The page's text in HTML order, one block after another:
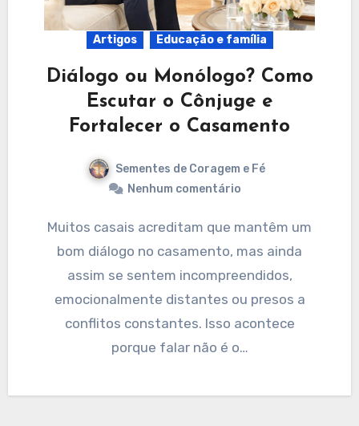
Artigos Educação e família
Diálogo ou Monólogo? Como
Escutar o Cônjuge e
Fortalecer o Casamento
Sementes de Coragem e Fé
Nenhum comentário
Muitos casais acreditam que mantêm um
bom diálogo no casamento, mas ainda
assim se sentem incompreendidos,
emocionalmente distantes ou presos a
conflitos constantes. Isso acontece
porque falar não é o…